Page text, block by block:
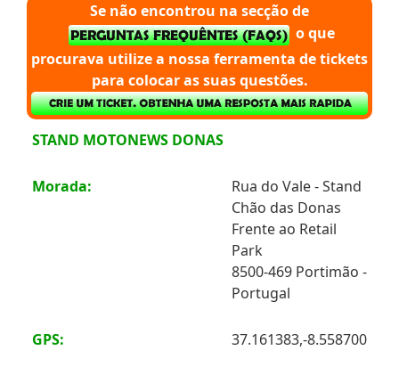
Se não encontrou na secção de
o que
procurava utilize a nossa ferramenta de tickets
para colocar as suas questões.
STAND MOTONEWS DONAS
Morada:
Rua do Vale - Stand
Chão das Donas
Frente ao Retail
Park
8500-469 Portimão -
Portugal
GPS: 37.161383,-8.558700